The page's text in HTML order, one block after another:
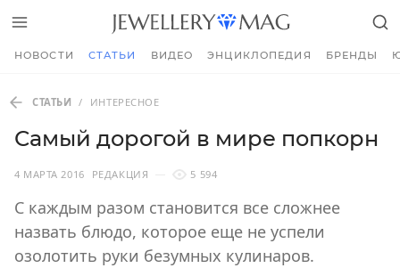
НОВОСТИ СТАТЬИ ВИДЕО ЭНЦИКЛОПЕДИЯ БРЕНДЫ
СТАТЬИ / ИНТЕРЕСНОЕ
Самый дорогой в мире попкорн
4 МАРТА 2016 РЕДАКЦИЯ 5 594
С каждым разом становится все сложнее
назвать блюдо, которое еще не успели
озолотить руки безумных кулинаров.